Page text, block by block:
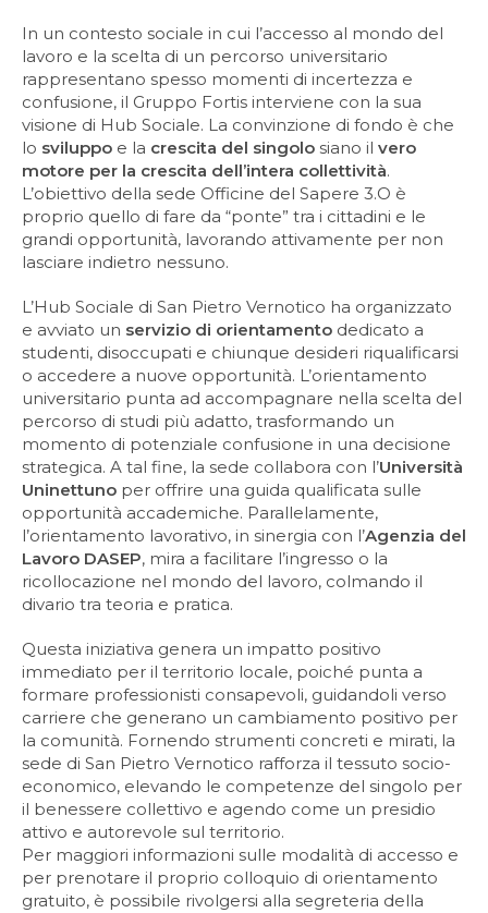
In un contesto sociale in cui l’accesso al mondo del
lavoro e la scelta di un percorso universitario
rappresentano spesso momenti di incertezza e
confusione, il Gruppo Fortis interviene con la sua
visione di Hub Sociale. La convinzione di fondo è che
lo sviluppo e la crescita del singolo siano il vero
motore per la crescita dell’intera collettività.
L’obiettivo della sede Officine del Sapere 3.O è
proprio quello di fare da “ponte” tra i cittadini e le
grandi opportunità, lavorando attivamente per non
lasciare indietro nessuno.
L’Hub Sociale di San Pietro Vernotico ha organizzato
e avviato un servizio di orientamento dedicato a
studenti, disoccupati e chiunque desideri riqualificarsi
o accedere a nuove opportunità. L’orientamento
universitario punta ad accompagnare nella scelta del
percorso di studi più adatto, trasformando un
momento di potenziale confusione in una decisione
strategica. A tal fine, la sede collabora con l’Università
Uninettuno per offrire una guida qualificata sulle
opportunità accademiche. Parallelamente,
l’orientamento lavorativo, in sinergia con l’Agenzia del
Lavoro DASEP, mira a facilitare l’ingresso o la
ricollocazione nel mondo del lavoro, colmando il
divario tra teoria e pratica.
Questa iniziativa genera un impatto positivo
immediato per il territorio locale, poiché punta a
formare professionisti consapevoli, guidandoli verso
carriere che generano un cambiamento positivo per
la comunità. Fornendo strumenti concreti e mirati, la
sede di San Pietro Vernotico rafforza il tessuto socio-
economico, elevando le competenze del singolo per
il benessere collettivo e agendo come un presidio
attivo e autorevole sul territorio.
Per maggiori informazioni sulle modalità di accesso e
per prenotare il proprio colloquio di orientamento
gratuito, è possibile rivolgersi alla segreteria della